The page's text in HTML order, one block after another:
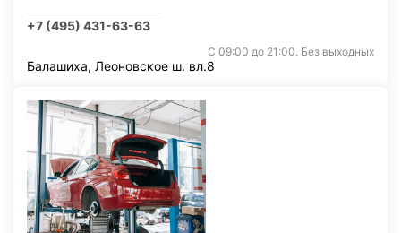
+7 (495) 431-63-63
С 09:00 до 21:00. Без выходных
Балашиха, Леоновское ш. вл.8